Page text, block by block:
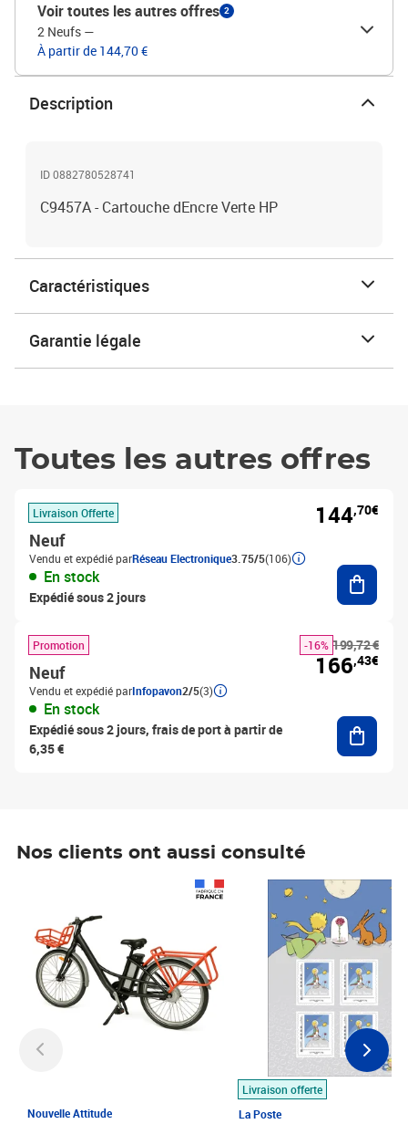
Voir toutes les autres offres 2
2 Neufs —
À partir de 144,70 €
Description
ID 0882780528741
C9457A - Cartouche dEncre Verte HP
Caractéristiques
Garantie légale
Toutes les autres offres
Livraison Offerte
Neuf
Vendu et expédié parRéseau Electronique3.75/5(106)
En stock
Expédié sous 2 jours
144,70€
Promotion
Neuf
Vendu et expédié parInfopavon2/5(3)
En stock
Expédié sous 2 jours, frais de port à partir de
6,35 €
199,72 €
-16%
166,43€
Nos clients ont aussi consulté
Nouvelle Attitude
Livraison offerte
La Poste
Prix 7,50€